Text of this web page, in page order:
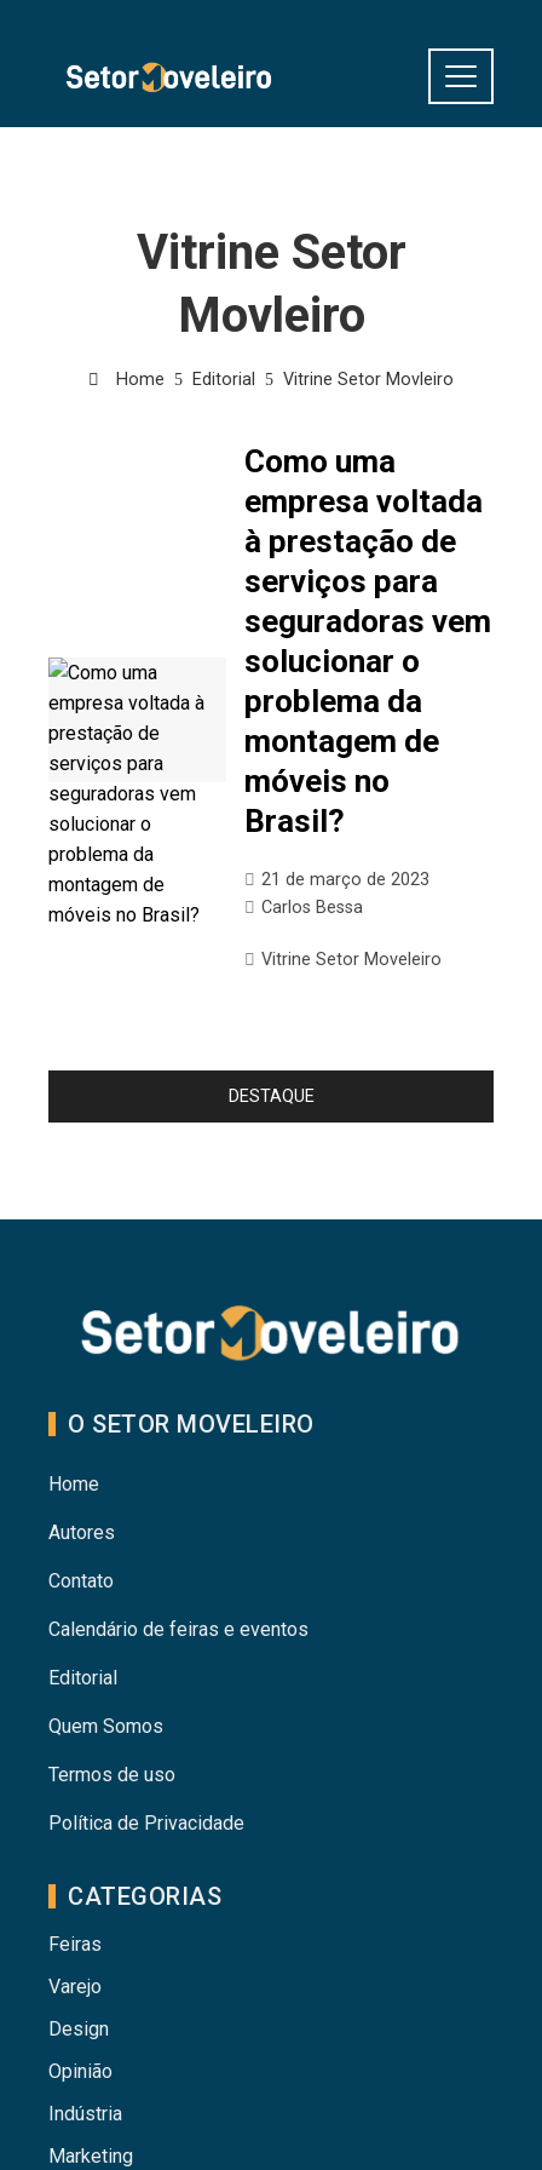
Vitrine Setor
Movleiro
Home Editorial Vitrine Setor Movleiro
Como uma
empresa voltada
à prestação de
serviços para
seguradoras vem
solucionar o
problema da
montagem de
móveis no
Brasil?
21 de março de 2023
Carlos Bessa
Vitrine Setor Moveleiro
DESTAQUE
O SETOR MOVELEIRO
Home
Autores
Contato
Calendário de feiras e eventos
Editorial
Quem Somos
Termos de uso
Política de Privacidade
CATEGORIAS
Feiras
Varejo
Design
Opinião
Indústria
Marketing